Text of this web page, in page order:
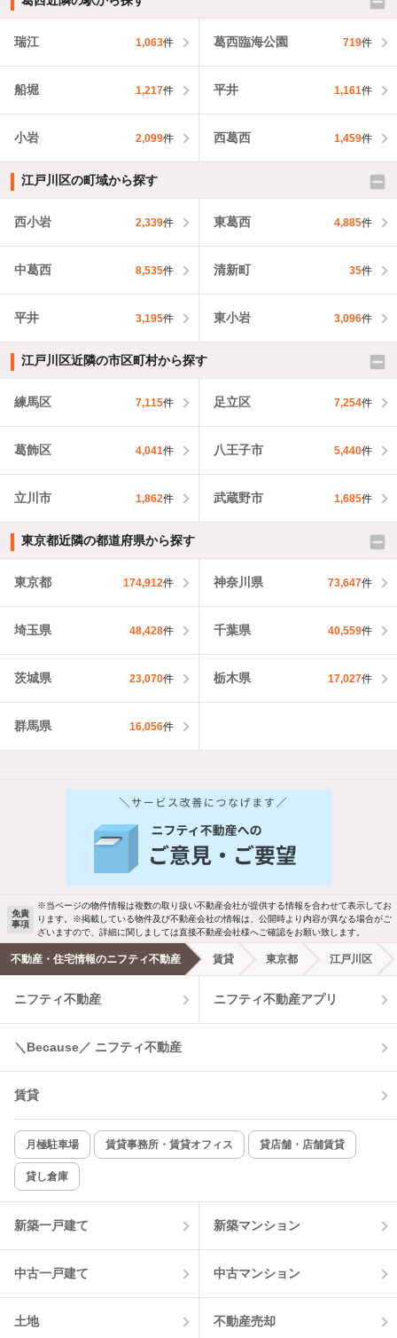
瑞江 1,063件 葛西臨海公園 719件
船堀 1,217件 平井 1,161件
小岩 2,099件 西葛西 1,459件
江戸川区の町域から探す
西小岩 2,339件 東葛西 4,885件
中葛西 8,535件 清新町 35件
平井 3,195件 東小岩 3,096件
江戸川区近隣の市区町村から探す
練馬区 7,115件 足立区 7,254件
葛飾区 4,041件 八王子市 5,440件
立川市 1,862件 武蔵野市 1,685件
東京都近隣の都道府県から探す
東京都 174,912件 神奈川県 73,647件
埼玉県 48,428件 千葉県 40,559件
茨城県 23,070件 栃木県 17,027件
群馬県 16,056件
免責
事項
※当ページの物件情報は複数の取り扱い不動産会社が提供する情報を合わせて表示してお
ります。※掲載している物件及び不動産会社の情報は、公開時より内容が異なる場合がご
ざいますので、詳細に関しましては直接不動産会社様へご確認をお願い致します。
不動産・住宅情報のニフティ不動産 賃貸 東京都 江戸川区
ニフティ不動産 ニフティ不動産アプリ
＼Because／ ニフティ不動産
賃貸
月極駐車場 賃貸事務所・賃貸オフィス 貸店舗・店舗賃貸
貸し倉庫
新築一戸建て 新築マンション
中古一戸建て 中古マンション
土地 不動産売却